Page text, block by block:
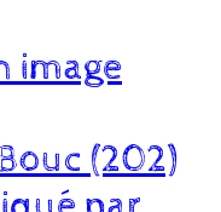
image
(202)